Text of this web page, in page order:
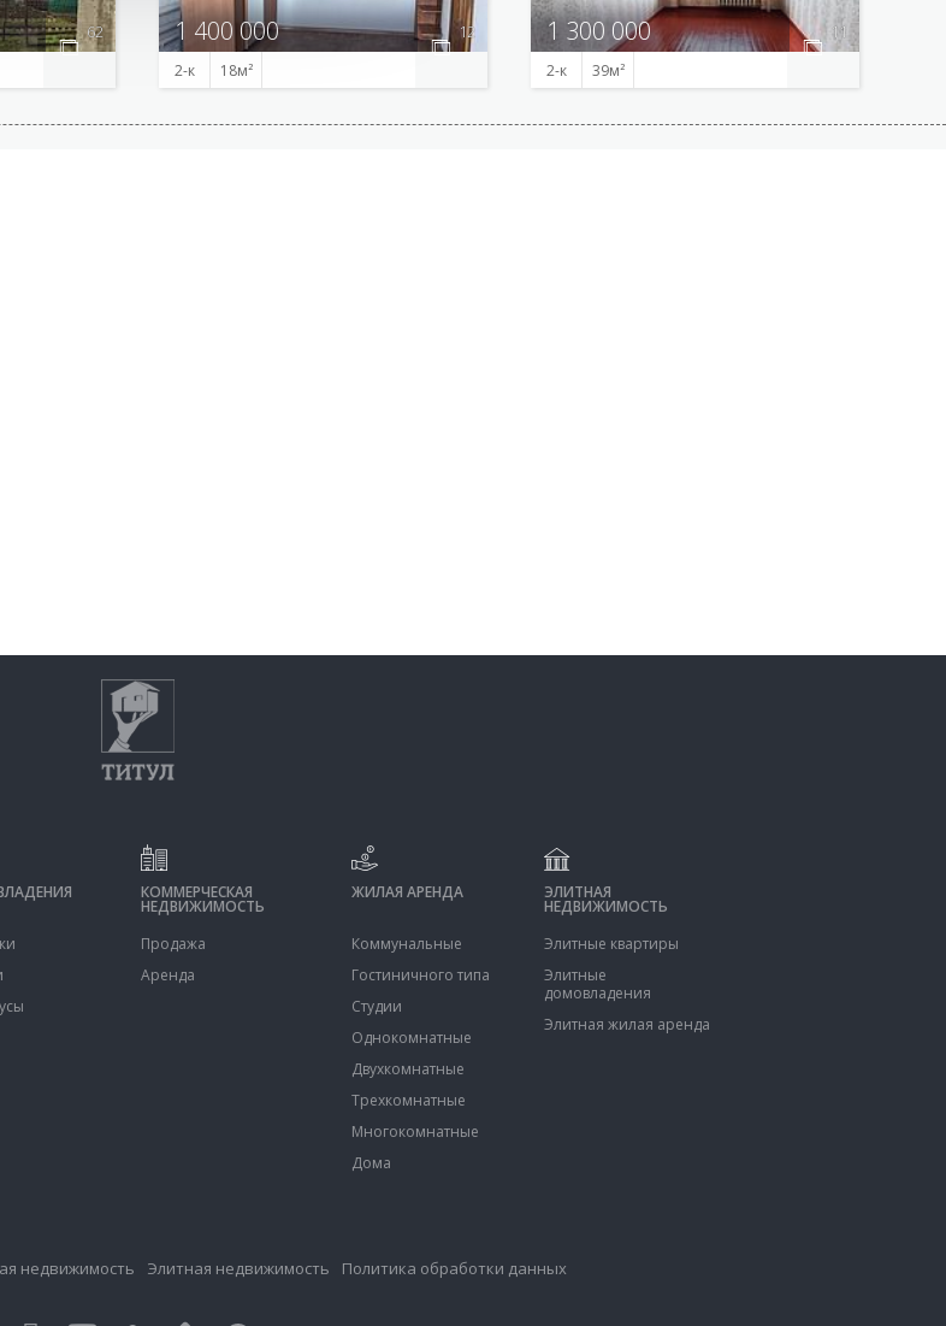
62 1 400 000 12
2-к 18
1 300 000 11
2-к 39
КОММЕРЧЕСКАЯ
НЕДВИЖИМОСТЬ
Продажа
Аренда
ЖИЛАЯ АРЕНДА
Коммунальные
Гостиничного типа
Студии
Однокомнатные
Двухкомнатные
Трехкомнатные
Многокомнатные
Дома
ЭЛИТНАЯ
НЕДВИЖИМОСТЬ
Элитные квартиры
Элитные
домовладения
Элитная жилая аренда
недвижимость Элитная недвижимость Политика обработки данных